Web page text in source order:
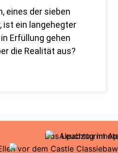
eines der sieben
ist ein langehegter
Erfüllung gehen
die Realität aus?